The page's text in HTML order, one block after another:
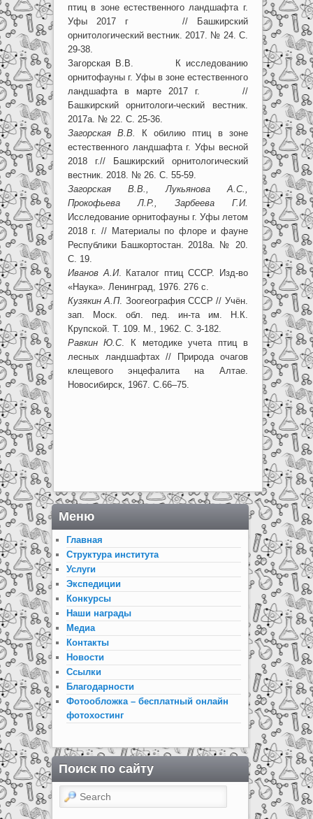
птиц в зоне естественного ландшафта г.
Уфы 2017 г // Башкирский
орнитологический вестник. 2017. № 24. С.
29-38.
Загорская В.В. К исследованию
орнитофауны г. Уфы в зоне естественного
ландшафта в марте 2017 г. //
Башкирский орнитологи-ческий вестник.
2017а. № 22. С. 25-36.
Загорская В.В.
К обилию птиц в зоне
естественного ландшафта г. Уфы весной
2018 г.// Башкирский орнитологический
вестник. 2018. № 26. С. 55-59.
Загорская В.В., Лукьянова А.С.,
Прокофьева Л.Р., Зарбеева Г.И.
Исследование орнитофауны г. Уфы летом
2018 г. // Материалы по флоре и фауне
Республики Башкортостан. 2018а. № 20.
С. 19.
Иванов А.И. Каталог птиц СССР. Изд-во
«Наука». Ленинград, 1976. 276 с.
Кузякин А.П. Зоогеография СССР // Учён.
зап. Моск. обл. пед. ин-та им. Н.К.
Крупской. Т. 109. М., 1962. С. 3-182.
Равкин Ю.С. К методике учета птиц в
лесных ландшафтах // Природа очагов
клещевого энцефалита на Алтае.
Новосибирск, 1967. С.66–75.
Меню
Главная
Структура института
Услуги
Экспедиции
Конкурсы
Наши награды
Медиа
Контакты
Новости
Ссылки
Благодарности
Фотообложка – бесплатный онлайн
фотохостинг
Поиск по сайту
Search